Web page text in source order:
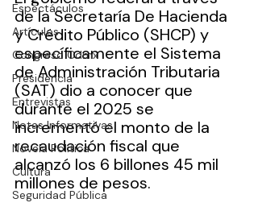
Espectáculos
Artículos
Congreso Cdmx
Presidencia
Entrevistas
Notas Informativas
Novela Política
Cultura
Seguridad Pública
de la Secretaría De Hacienda
y Crédito Público (SHCP) y
específicamente el Sistema
de Administración Tributaria
(SAT) dio a conocer que
durante el 2025 se
incrementó el monto de la
recaudación fiscal que
alcanzó los 6 billones 45 mil
millones de pesos.